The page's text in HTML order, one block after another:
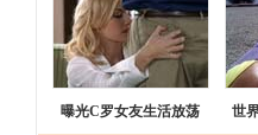
曝光C罗女友生活放荡 世